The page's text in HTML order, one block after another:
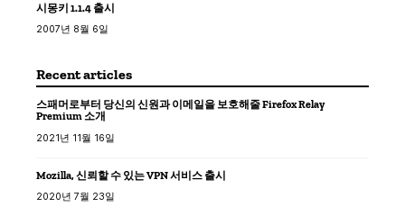
시몽키 1.1.4 출시
2007년 8월 6일
Recent articles
스패머로부터 당신의 신원과 이메일을 보호해줄 Firefox Relay
Premium 소개
2021년 11월 16일
Mozilla, 신뢰할 수 있는 VPN 서비스 출시
2020년 7월 23일